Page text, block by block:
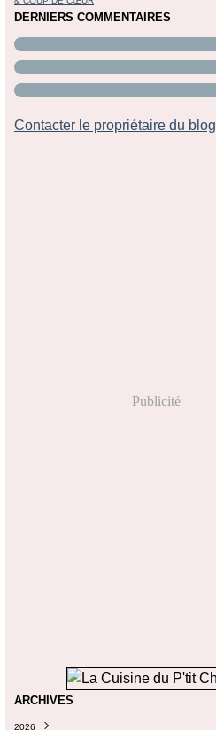
DERNIERS COMMENTAIRES
Contacter le propriétaire du blog
Publicité
ARCHIVES
2026